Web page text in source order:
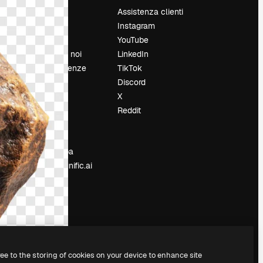
Chi siamo
Lavora con noi
Cerca tendenze
Blog
Eventi
Slidesgo
Vendi i tuoi
contenuti
Sala stampa
Cerchi magnific.ai
Assistenza clienti
Instagram
YouTube
LinkedIn
TikTok
Discord
X
Reddit
to the storing of cookies on your device to enhance site